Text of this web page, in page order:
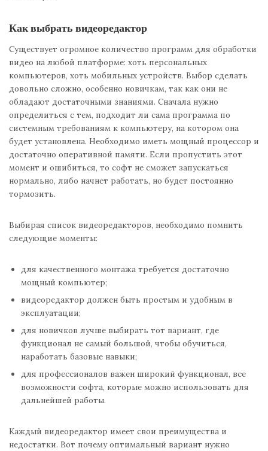
Как выбрать видеоредактор
Существует огромное количество программ для обработки
видео на любой платформе: хоть персональных
компьютеров, хоть мобильных устройств. Выбор сделать
довольно сложно, особенно новичкам, так как они не
обладают достаточными знаниями. Сначала нужно
определиться с тем, подходит ли сама программа по
системным требованиям к компьютеру, на котором она
будет установлена. Необходимо иметь мощный процессор и
достаточно оперативной памяти. Если пропустить этот
момент и ошибиться, то софт не сможет запускаться
нормально, либо начнет работать, но будет постоянно
тормозить.
Выбирая список видеоредакторов, необходимо помнить
следующие моменты:
для качественного монтажа требуется достаточно
мощный компьютер;
видеоредактор должен быть простым и удобным в
эксплуатации;
для новичков лучше выбирать тот вариант, где
функционал не самый большой, чтобы обучиться,
наработать базовые навыки;
для профессионалов важен широкий функционал, все
возможности софта, которые можно использовать для
дальнейшей работы.
Каждый видеоредактор имеет свои преимущества и
недостатки. Вот почему оптимальный вариант нужно